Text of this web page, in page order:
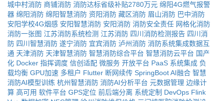
城中村消防 商铺消防 消防达标省级补贴2780万元 绵阳4G燃气报警
器 绵阳消防 绵阳智慧消防 资阳消防 藏区消防 眉山消防 巴中消防
安阳学校4G烟感 安阳智慧消防 安阳消防 消防安全责任 网格化消防
消防一张图 江苏消防系统检测 江苏消防 四川消防检测报告 四川消
防 四川智慧消防 遂宁消防 宜宾消防 泸州消防 消防系统集成数据互
通 天津消防 天津智慧消防 智慧消防综合平台 智慧消防云平台 国产
化 Docker 指挥调度 信创适配 微服务 开放平台 PaaS 系统集成 负
载均衡 GPU加速 多租户 Flutter 断网续传 SpringBootAI融合 智慧
消防AI模型训练 杭州智慧消防 消防AI分析平台 元数据管理 边缘计
算 高可用 软件平台 GPS定位 前后端分离 系统定制 DevOps Flink